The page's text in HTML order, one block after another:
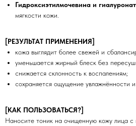
Гидроксиэтилмочевина и гиалуронат
мягкости кожи.
[РЕЗУЛЬТАТ ПРИМЕНЕНИЯ]
кожа выглядит более свежей и
уменьшается жирный блеск без
снижается склонность к воспалениям;
сохраняется ощущение увлажнённости
[КАК ПОЛЬЗОВАТЬСЯ?]
Наносите тоник на очищенную кожу лица